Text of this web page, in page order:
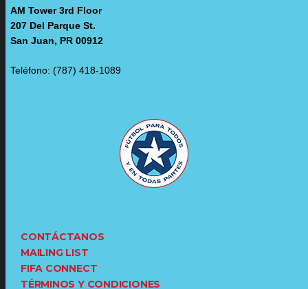
AM Tower 3rd Floor
207 Del Parque St.
San Juan, PR 00912
Teléfono: (787) 418-1089
CONTÁCTANOS
MAILING LIST
FIFA CONNECT
TÉRMINOS Y CONDICIONES